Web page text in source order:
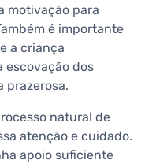
motivação para
é importante
a criança
escovação dos
prazerosa.
natural de
atenção e cuidado.
apoio suficiente